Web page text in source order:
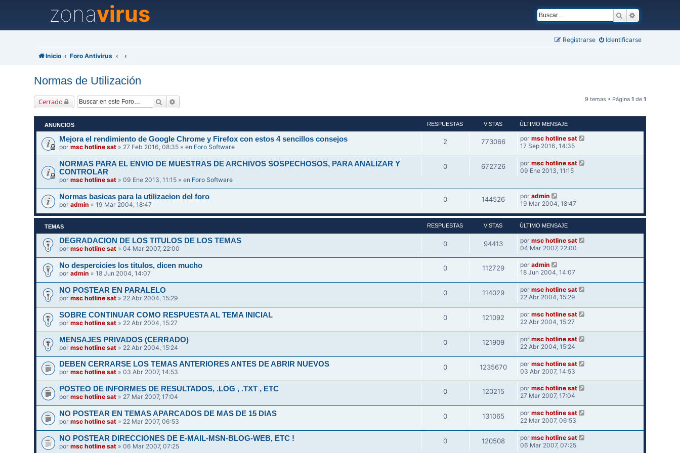
zonavirus Buscar
Identificarse
Registrarse
Inicio Foro Antivirus
Normas de Utilización
Cerrado Buscar 9 temas • Página 1 de 1
ANUNCIOS RESPUESTAS VISTAS ÚLTIMO MENSAJE
Mejora el rendimiento de Google Chrome y Firefox con estos 4 sencillos consejos
pormsc hotline sat » 27 Feb 2016, 08:35 » en Foro Software
2 773066 por msc hotline sat
17 Sep 2016, 14:35
NORMAS PARA EL ENVIO DE MUESTRAS DE ARCHIVOS SOSPECHOSOS, PARA ANALIZAR Y
CONTROLAR
pormsc hotline sat » 09 Ene 2013, 11:15 » en Foro Software
0 672726 por msc hotline sat
09 Ene 2013, 11:15
Normas basicas para la utilizacion del foro
poradmin » 19 Mar 2004, 18:47
0 144526 por admin
19 Mar 2004, 18:47
TEMAS RESPUESTAS VISTAS ÚLTIMO MENSAJE
DEGRADACION DE LOS TITULOS DE LOS TEMAS
pormsc hotline sat » 04 Mar 2007, 22:00
0 94413 por msc hotline sat
04 Mar 2007, 22:00
No despercicies los titulos, dicen mucho
poradmin » 18 Jun 2004, 14:07
0 112729 por admin
18 Jun 2004, 14:07
NO POSTEAR EN PARALELO
pormsc hotline sat » 22 Abr 2004, 15:29
0 114029 por msc hotline sat
22 Abr 2004, 15:29
SOBRE CONTINUAR COMO RESPUESTA AL TEMA INICIAL
pormsc hotline sat » 22 Abr 2004, 15:27
0 121092 por msc hotline sat
22 Abr 2004, 15:27
MENSAJES PRIVADOS (CERRADO)
pormsc hotline sat » 22 Abr 2004, 15:24
0 121909 por msc hotline sat
22 Abr 2004, 15:24
DEBEN CERRARSE LOS TEMAS ANTERIORES ANTES DE ABRIR NUEVOS
pormsc hotline sat » 03 Abr 2007, 14:53
0 1235670 por msc hotline sat
03 Abr 2007, 14:53
POSTEO DE INFORMES DE RESULTADOS, .LOG , .TXT , ETC
pormsc hotline sat » 27 Mar 2007, 17:04
0 120215 por msc hotline sat
27 Mar 2007, 17:04
NO POSTEAR EN TEMAS APARCADOS DE MAS DE 15 DIAS
pormsc hotline sat » 22 Mar 2007, 06:53
0 131065 por msc hotline sat
22 Mar 2007, 06:53
NO POSTEAR DIRECCIONES DE E-MAIL-MSN-BLOG-WEB, ETC !
pormsc hotline sat » 06 Mar 2007, 07:25
0 120508 por msc hotline sat
06 Mar 2007, 07:25